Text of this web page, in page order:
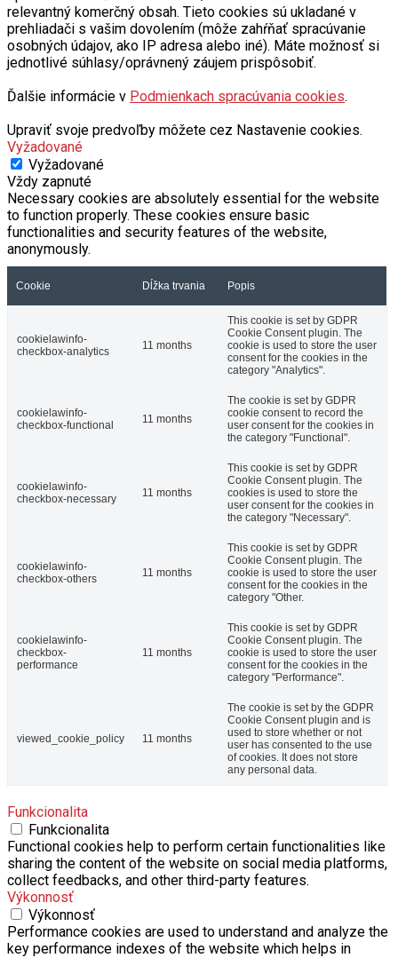
relevantný komerčný obsah. Tieto cookies sú ukladané v
prehliadači s vašim dovolením (môže zahŕňať spracúvanie
osobných údajov, ako IP adresa alebo iné). Máte možnosť si
jednotlivé súhlasy/oprávnený záujem prispôsobiť.
Ďalšie informácie v Podmienkach spracúvania cookies.
Upraviť svoje predvoľby môžete cez Nastavenie cookies.
Vyžadované
Vyžadované
Vždy zapnuté
Necessary cookies are absolutely essential for the website
to function properly. These cookies ensure basic
functionalities and security features of the website,
anonymously.
Cookie Dĺžka trvania Popis
cookielawinfo-
checkbox-analytics
11 months
This cookie is set by GDPR
Cookie Consent plugin. The
cookie is used to store the user
consent for the cookies in the
category "Analytics".
cookielawinfo-
checkbox-functional
11 months
The cookie is set by GDPR
cookie consent to record the
user consent for the cookies in
the category "Functional".
cookielawinfo-
checkbox-necessary
11 months
This cookie is set by GDPR
Cookie Consent plugin. The
cookies is used to store the
user consent for the cookies in
the category "Necessary".
cookielawinfo-
checkbox-others
11 months
This cookie is set by GDPR
Cookie Consent plugin. The
cookie is used to store the user
consent for the cookies in the
category "Other.
cookielawinfo-
checkbox-
performance
11 months
This cookie is set by GDPR
Cookie Consent plugin. The
cookie is used to store the user
consent for the cookies in the
category "Performance".
viewed_cookie_policy 11 months
The cookie is set by the GDPR
Cookie Consent plugin and is
used to store whether or not
user has consented to the use
of cookies. It does not store
any personal data.
Funkcionalita
Funkcionalita
Functional cookies help to perform certain functionalities like
sharing the content of the website on social media platforms,
collect feedbacks, and other third-party features.
Výkonnosť
Výkonnosť
Performance cookies are used to understand and analyze the
key performance indexes of the website which helps in